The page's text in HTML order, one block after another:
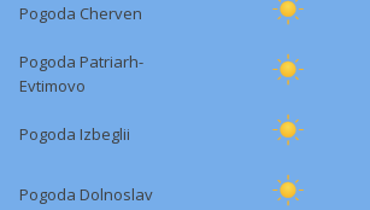
Pogoda Cherven
Pogoda Patriarh-
Evtimovo
Pogoda Izbeglii
Pogoda Dolnoslav